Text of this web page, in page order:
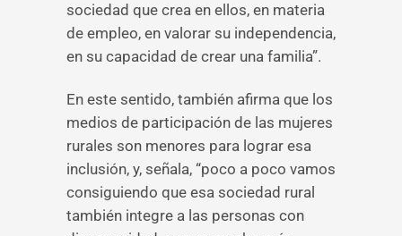
sociedad que crea en ellos, en materia
de empleo, en valorar su independencia,
en su capacidad de crear una familia”.
En este sentido, también afirma que los
medios de participación de las mujeres
rurales son menores para lograr esa
inclusión, y, señala, “poco a poco vamos
consiguiendo que esa sociedad rural
también integre a las personas con